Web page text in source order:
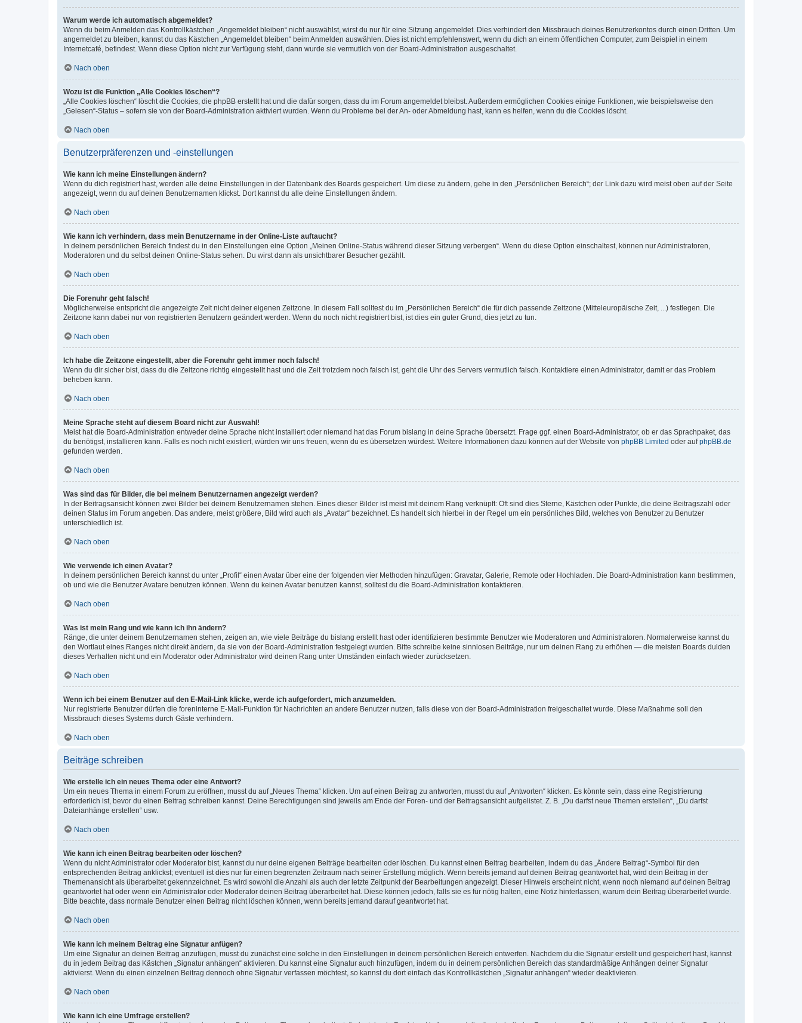
Warum werde ich automatisch abgemeldet?
Wenn du beim Anmelden das Kontrollkästchen „Angemeldet bleiben“ nicht auswählst, wirst du nur für eine Sitzung angemeldet. Dies verhindert den Missbrauch deines Benutzerkontos durch einen Dritten. Um
angemeldet zu bleiben, kannst du das Kästchen „Angemeldet bleiben“ beim Anmelden auswählen. Dies ist nicht empfehlenswert, wenn du dich an einem öffentlichen Computer, zum Beispiel in einem
Internetcafé, befindest. Wenn diese Option nicht zur Verfügung steht, dann wurde sie vermutlich von der Board-Administration ausgeschaltet.
Nach oben
Wozu ist die Funktion „Alle Cookies löschen“?
„Alle Cookies löschen“ löscht die Cookies, die phpBB erstellt hat und die dafür sorgen, dass du im Forum angemeldet bleibst. Außerdem ermöglichen Cookies einige Funktionen, wie beispielsweise den
„Gelesen“-Status – sofern sie von der Board-Administration aktiviert wurden. Wenn du Probleme bei der An- oder Abmeldung hast, kann es helfen, wenn du die Cookies löscht.
Nach oben
Benutzerpräferenzen und -einstellungen
Wie kann ich meine Einstellungen ändern?
Wenn du dich registriert hast, werden alle deine Einstellungen in der Datenbank des Boards gespeichert. Um diese zu ändern, gehe in den „Persönlichen Bereich“; der Link dazu wird meist oben auf der Seite
angezeigt, wenn du auf deinen Benutzernamen klickst. Dort kannst du alle deine Einstellungen ändern.
Nach oben
Wie kann ich verhindern, dass mein Benutzername in der Online-Liste auftaucht?
In deinem persönlichen Bereich findest du in den Einstellungen eine Option „Meinen Online-Status während dieser Sitzung verbergen“. Wenn du diese Option einschaltest, können nur Administratoren,
Moderatoren und du selbst deinen Online-Status sehen. Du wirst dann als unsichtbarer Besucher gezählt.
Nach oben
Die Forenuhr geht falsch!
Möglicherweise entspricht die angezeigte Zeit nicht deiner eigenen Zeitzone. In diesem Fall solltest du im „Persönlichen Bereich“ die für dich passende Zeitzone (Mitteleuropäische Zeit, ...) festlegen. Die
Zeitzone kann dabei nur von registrierten Benutzern geändert werden. Wenn du noch nicht registriert bist, ist dies ein guter Grund, dies jetzt zu tun.
Nach oben
Ich habe die Zeitzone eingestellt, aber die Forenuhr geht immer noch falsch!
Wenn du dir sicher bist, dass du die Zeitzone richtig eingestellt hast und die Zeit trotzdem noch falsch ist, geht die Uhr des Servers vermutlich falsch. Kontaktiere einen Administrator, damit er das Problem
beheben kann.
Nach oben
Meine Sprache steht auf diesem Board nicht zur Auswahl!
Meist hat die Board-Administration entweder deine Sprache nicht installiert oder niemand hat das Forum bislang in deine Sprache übersetzt. Frage ggf. einen Board-Administrator, ob er das Sprachpaket, das
du benötigst, installieren kann. Falls es noch nicht existiert, würden wir uns freuen, wenn du es übersetzen würdest. Weitere Informationen dazu können auf der Website von phpBB Limited oder aufphpBB.de
gefunden werden.
Nach oben
Was sind das für Bilder, die bei meinem Benutzernamen angezeigt werden?
In der Beitragsansicht können zwei Bilder bei deinem Benutzernamen stehen. Eines dieser Bilder ist meist mit deinem Rang verknüpft: Oft sind dies Sterne, Kästchen oder Punkte, die deine Beitragszahl oder
deinen Status im Forum angeben. Das andere, meist größere, Bild wird auch als „Avatar“ bezeichnet. Es handelt sich hierbei in der Regel um ein persönliches Bild, welches von Benutzer zu Benutzer
unterschiedlich ist.
Nach oben
Wie verwende ich einen Avatar?
In deinem persönlichen Bereich kannst du unter „Profil“ einen Avatar über eine der folgenden vier Methoden hinzufügen: Gravatar, Galerie, Remote oder Hochladen. Die Board-Administration kann bestimmen,
ob und wie die Benutzer Avatare benutzen können. Wenn du keinen Avatar benutzen kannst, solltest du die Board-Administration kontaktieren.
Nach oben
Was ist mein Rang und wie kann ich ihn ändern?
Ränge, die unter deinem Benutzernamen stehen, zeigen an, wie viele Beiträge du bislang erstellt hast oder identifizieren bestimmte Benutzer wie Moderatoren und Administratoren. Normalerweise kannst du
den Wortlaut eines Ranges nicht direkt ändern, da sie von der Board-Administration festgelegt wurden. Bitte schreibe keine sinnlosen Beiträge, nur um deinen Rang zu erhöhen — die meisten Boards dulden
dieses Verhalten nicht und ein Moderator oder Administrator wird deinen Rang unter Umständen einfach wieder zurücksetzen.
Nach oben
Wenn ich bei einem Benutzer auf den E-Mail-Link klicke, werde ich aufgefordert, mich anzumelden.
Nur registrierte Benutzer dürfen die foreninterne E-Mail-Funktion für Nachrichten an andere Benutzer nutzen, falls diese von der Board-Administration freigeschaltet wurde. Diese Maßnahme soll den
Missbrauch dieses Systems durch Gäste verhindern.
Nach oben
Beiträge schreiben
Wie erstelle ich ein neues Thema oder eine Antwort?
Um ein neues Thema in einem Forum zu eröffnen, musst du auf „Neues Thema“ klicken. Um auf einen Beitrag zu antworten, musst du auf „Antworten“ klicken. Es könnte sein, dass eine Registrierung
erforderlich ist, bevor du einen Beitrag schreiben kannst. Deine Berechtigungen sind jeweils am Ende der Foren- und der Beitragsansicht aufgelistet. Z. B. „Du darfst neue Themen erstellen“, „Du darfst
Dateianhänge erstellen“ usw.
Nach oben
Wie kann ich einen Beitrag bearbeiten oder löschen?
Wenn du nicht Administrator oder Moderator bist, kannst du nur deine eigenen Beiträge bearbeiten oder löschen. Du kannst einen Beitrag bearbeiten, indem du das „Ändere Beitrag“-Symbol für den
entsprechenden Beitrag anklickst; eventuell ist dies nur für einen begrenzten Zeitraum nach seiner Erstellung möglich. Wenn bereits jemand auf deinen Beitrag geantwortet hat, wird dein Beitrag in der
Themenansicht als überarbeitet gekennzeichnet. Es wird sowohl die Anzahl als auch der letzte Zeitpunkt der Bearbeitungen angezeigt. Dieser Hinweis erscheint nicht, wenn noch niemand auf deinen Beitrag
geantwortet hat oder wenn ein Administrator oder Moderator deinen Beitrag überarbeitet hat. Diese können jedoch, falls sie es für nötig halten, eine Notiz hinterlassen, warum dein Beitrag überarbeitet wurde.
Bitte beachte, dass normale Benutzer einen Beitrag nicht löschen können, wenn bereits jemand darauf geantwortet hat.
Nach oben
Wie kann ich meinem Beitrag eine Signatur anfügen?
Um eine Signatur an deinen Beitrag anzufügen, musst du zunächst eine solche in den Einstellungen in deinem persönlichen Bereich entwerfen. Nachdem du die Signatur erstellt und gespeichert hast, kannst
du in jedem Beitrag das Kästchen „Signatur anhängen“ aktivieren. Du kannst eine Signatur auch hinzufügen, indem du in deinem persönlichen Bereich das standardmäßige Anhängen deiner Signatur
aktivierst. Wenn du einen einzelnen Beitrag dennoch ohne Signatur verfassen möchtest, so kannst du dort einfach das Kontrollkästchen „Signatur anhängen“ wieder deaktivieren.
Nach oben
Wie kann ich eine Umfrage erstellen?